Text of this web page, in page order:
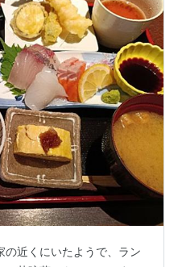
の近くにいたようで、ラン